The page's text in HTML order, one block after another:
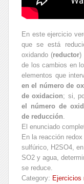
En este ejercicio
que se está
oxidando (reductor)
de los cambios en
elementos que
en el número de
de oxidacion; si,
el número de
de reducción.
El enunciado
En la reacción
sulfúrico, H2SO4,
SO2 y agua,
se reduce.
Category: Ejercicios